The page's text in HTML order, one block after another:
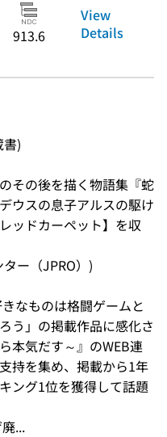
913.6
View
Details
)
その後を描く物語集『蛇
ウスの息子アルスの駆け
ッドカーペット】を収
ー（JPRO）)
なものは格闘ゲームと
う」の掲載作品に感化さ
本気だす～』のWEB連
持を集め、掲載から1年
ング1位を獲得して話題
...